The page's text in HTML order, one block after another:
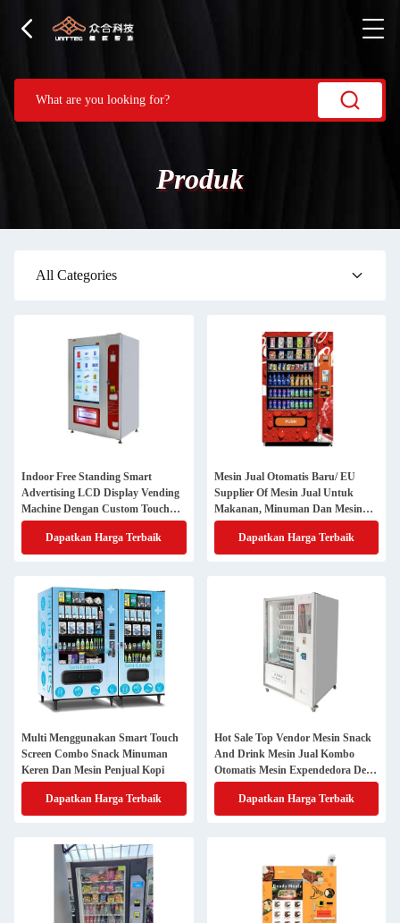
Produk
All Categories
Indoor Free Standing Smart
Advertising LCD Display Vending
Machine Dengan Custom Touch
Screen UI, Digital yang Dikelola
dari JauhDapatkan Harga Terbaik
Mesin Jual Otomatis Baru/ EU
Supplier Of Mesin Jual Untuk
Makanan, Minuman Dan Mesin
Jual Air
Dapatkan Harga Terbaik
Multi Menggunakan Smart Touch
Screen Combo Snack Minuman
Keren Dan Mesin Penjual Kopi
Dapatkan Harga Terbaik
Hot Sale Top Vendor Mesin Snack
And Drink Mesin Jual Kombo
Otomatis Mesin Expendedora De
Bebidas
Dapatkan Harga Terbaik